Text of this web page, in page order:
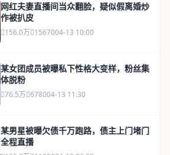
网红夫妻直播间当众翻脸，疑似假离婚炒
作被扒皮
156.0万 1567004-13 10:00
某女团成员被曝私下性格大变样，粉丝集
体脱粉
76.5万 678004-13 11:30
某男星被曝欠债千万跑路，债主上门堵门
全程直播